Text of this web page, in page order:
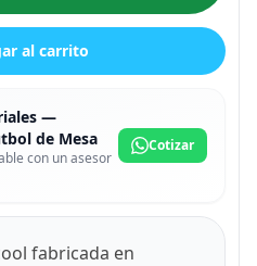
al carrito
—
de Mesa
con un asesor
Cotizar
fabricada en